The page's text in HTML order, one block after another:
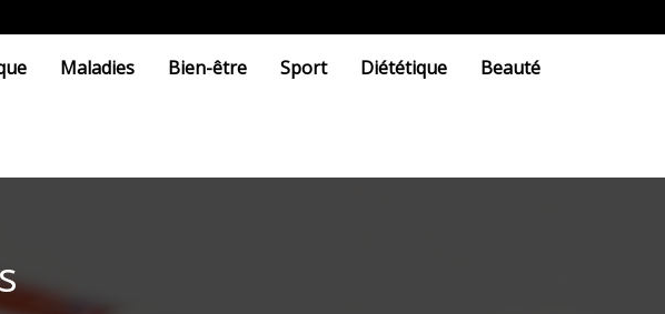
Maladies Bien-être Sport Diététique Beauté